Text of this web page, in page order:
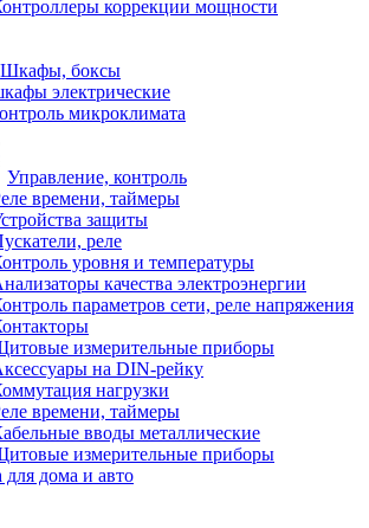
коррекции мощности
Шкафы, боксы
электрические
микроклимата
Управление, контроль
времени, таймеры
защиты
реле
уровня и температуры
качества электроэнергии
параметров сети, реле напряжения
измерительные приборы
на DIN-рейку
нагрузки
времени, таймеры
вводы металлические
измерительные приборы
дома и авто